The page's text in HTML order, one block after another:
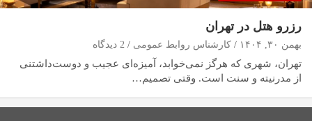
رزرو هتل در تهران
بهمن ۳۰, ۱۴۰۴ کارشناس روابط عمومی 2 دیدگاه
تهران، شهری که هرگز نمی‌خوابد، آمیزه‌ای عجیب و دوست‌داشتنی
از مدرنیته و سنت است. وقتی تصمیم…